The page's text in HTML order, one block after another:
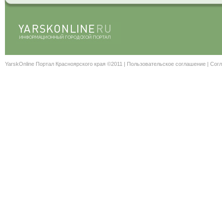
YarskOnline Портал Красноярского края ©2011 | Пользовательское соглашение |